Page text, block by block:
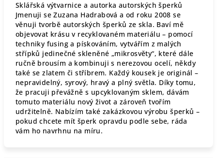
Sklářská výtvarnice a autorka autorských šperků
Jmenuji se Zuzana Hadrabová a od roku 2008 se
věnuji tvorbě autorských šperků ze skla. Baví mě
objevovat krásu v recyklovaném materiálu – pomocí
techniky fusing a pískováním, vytvářím z malých
střípků jedinečné skleněné „mikrosvěty“, které dále
ručně brousím a kombinuji s nerezovou ocelí, někdy
také se zlatem či stříbrem. Každý kousek je originál –
nepravidelný, syrový, hravý a plný světla. Díky tomu,
že pracuji převážně s upcyklovaným sklem, dávám
tomuto materiálu nový život a zároveň tvořím
udržitelně. Nabízím také zakázkovou výrobu šperků –
pokud chcete mít šperk opravdu podle sebe, ráda
vám ho navrhnu na míru.